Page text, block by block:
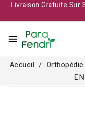
Livraison Gratuite Sur
menu
Accueil Orthopédie